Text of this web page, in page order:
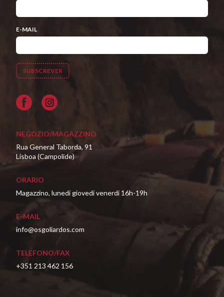
E-MAIL
Facebook
NEGOZIO/MAGAZZINO
Rua General Taborda, 91
Lisboa (Campolide)
ORARIO
Magazzino, lunedi giovedi venerdi 16h-19h
E-MAIL
info@osgoliardos.com
TELEFONO/FAX
+351 213 462 156